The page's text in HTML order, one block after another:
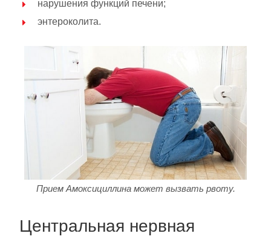
нарушения функций печени;
энтероколита.
Прием Амоксициллина может вызвать рвоту.
Центральная нервная